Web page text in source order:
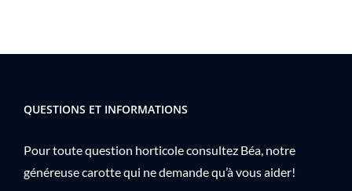
QUESTIONS ET INFORMATIONS
Pour toute question horticole consultez Béa, notre
généreuse carotte qui ne demande qu’à vous aider!